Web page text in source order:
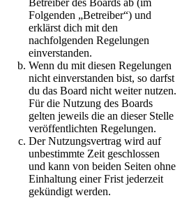
Betreiber des Boards ab (im
Folgenden „Betreiber“) und
erklärst dich mit den
nachfolgenden Regelungen
einverstanden.
Wenn du mit diesen Regelungen
nicht einverstanden bist, so darfst
du das Board nicht weiter nutzen.
Für die Nutzung des Boards
gelten jeweils die an dieser Stelle
veröffentlichten Regelungen.
Der Nutzungsvertrag wird auf
unbestimmte Zeit geschlossen
und kann von beiden Seiten ohne
Einhaltung einer Frist jederzeit
gekündigt werden.